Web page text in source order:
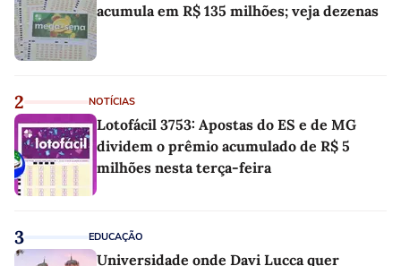
acumula em R$ 135 milhões; veja dezenas
2 NOTÍCIAS
Lotofácil 3753: Apostas do ES e de MG
dividem o prêmio acumulado de R$ 5
milhões nesta terça-feira
3 EDUCAÇÃO
Universidade onde Davi Lucca quer